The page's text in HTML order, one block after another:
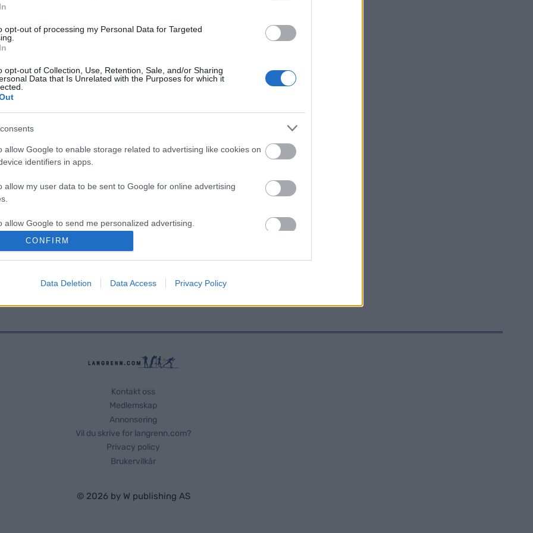
opt-out of processing my Personal Data for Targeted
opt-out of Collection, Use, Retention, Sale, and/or Sharing
Data that Is Unrelated with the Purposes for which it
allow Google to enable storage related to advertising like cookies on
identifiers in apps.
allow my user data to be sent to Google for online advertising
allow Google to send me personalized advertising.
allow Google to enable storage related to analytics like cookies on
allow Google to enable storage related to functionality of the website
allow Google to enable storage related to security, including
functionality and fraud prevention, and other user protection.
CONFIRM
Data Deletion Data Access Privacy Policy
Kontakt oss
Medlemskap
Annonsering
Vil du skrive for langrenn.com?
Privacy policy
Brukervilkår
© 2026 by W publishing AS